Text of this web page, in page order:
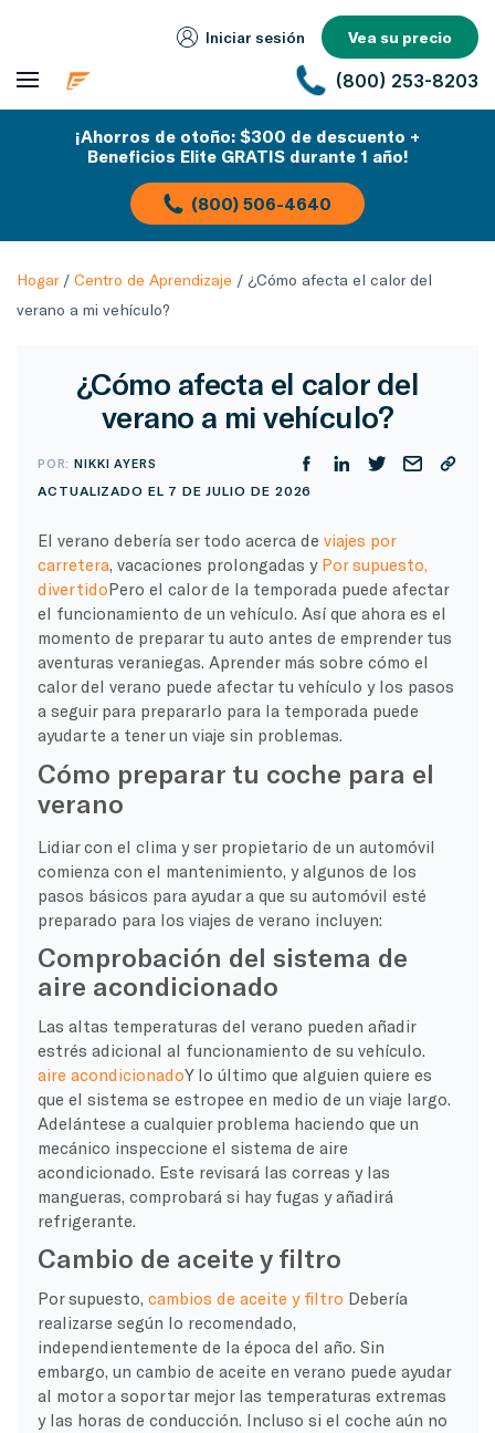
Iniciar sesión Vea su precio
(800) 253-8203
¡Ahorros de otoño: $300 de descuento +
Beneficios Elite GRATIS durante 1 año!
(800) 506-4640
Hogar/ Centro de Aprendizaje / ¿Cómo afecta el calor del
verano a mi vehículo?
¿Cómo afecta el calor del
verano a mi vehículo?
POR:NIKKI AYERS
ACTUALIZADO EL 7 DE JULIO DE 2026
El verano debería ser todo acerca de viajes por
carretera, vacaciones prolongadas y Por supuesto,
divertidoPero el calor de la temporada puede afectar
el funcionamiento de un vehículo. Así que ahora es el
momento de preparar tu auto antes de emprender tus
aventuras veraniegas. Aprender más sobre cómo el
calor del verano puede afectar tu vehículo y los pasos
a seguir para prepararlo para la temporada puede
ayudarte a tener un viaje sin problemas.
Cómo preparar tu coche para el
verano
Lidiar con el clima y ser propietario de un automóvil
comienza con el mantenimiento, y algunos de los
pasos básicos para ayudar a que su automóvil esté
preparado para los viajes de verano incluyen:
Comprobación del sistema de
aire acondicionado
Las altas temperaturas del verano pueden añadir
estrés adicional al funcionamiento de su vehículo.
aire acondicionadoY lo último que alguien quiere es
que el sistema se estropee en medio de un viaje largo.
Adelántese a cualquier problema haciendo que un
mecánico inspeccione el sistema de aire
acondicionado. Este revisará las correas y las
mangueras, comprobará si hay fugas y añadirá
refrigerante.
Cambio de aceite y filtro
Por supuesto, cambios de aceite y filtro Debería
realizarse según lo recomendado,
independientemente de la época del año. Sin
embargo, un cambio de aceite en verano puede ayudar
al motor a soportar mejor las temperaturas extremas
y las horas de conducción. Incluso si el coche aún no